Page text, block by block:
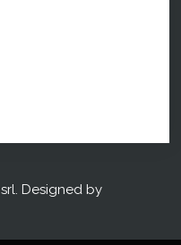
Designed by